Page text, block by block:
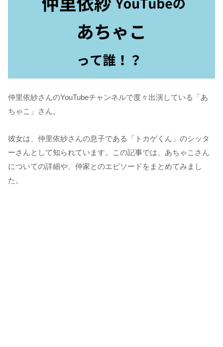
仲里依紗さんのYouTubeチャンネルで度々出演している「あ
ちゃこ」さん。
彼女は、仲里依紗さんの息子である「トカゲくん」のシッタ
ーさんとして知られています。この記事では、あちゃこさん
についての詳細や、仲家とのエピソードをまとめてみまし
た。